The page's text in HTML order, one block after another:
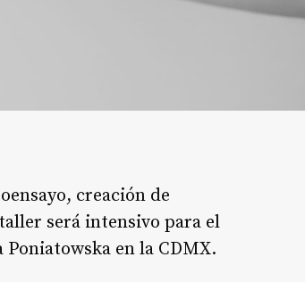
creación de
será intensivo para el
Poniatowska en la CDMX.